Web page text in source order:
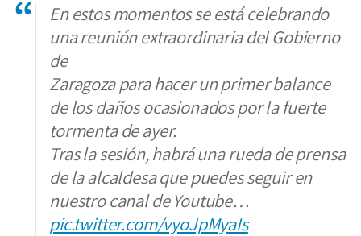
En estos momentos se está celebrando
una reunión extraordinaria del Gobierno
de
Zaragoza para hacer un primer balance
de los daños ocasionados por la fuerte
tormenta de ayer.
Tras la sesión, habrá una rueda de prensa
de la alcaldesa que puedes seguir en
nuestro canal de Youtube…
pic.twitter.com/vyoJpMyaIs